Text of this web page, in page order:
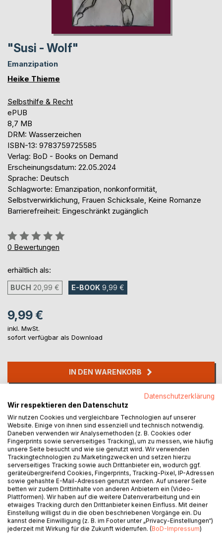
"Susi - Wolf"
Emanzipation
Heike Thieme
Selbsthilfe & Recht
ePUB
8,7 MB
DRM: Wasserzeichen
ISBN-13: 9783759725585
Verlag: BoD - Books on Demand
Erscheinungsdatum: 22.05.2024
Sprache: Deutsch
Schlagworte: Emanzipation, nonkonformität,
Selbstverwirklichung, Frauen Schicksale, Keine Romanze
Barrierefreiheit: Eingeschränkt zugänglich
Bewertung::
0%
0 Bewertungen
erhältlich als:
BUCH 20,99 € E-BOOK 9,99 €
9,99 €
inkl. MwSt.
sofort verfügbar als Download
IN DEN WARENKORB
Auf die Merkliste
Titel bewerten
BESCHREIBUNG
EMANZIPATION ! Im Wesentlichen laden uns Lehren dazu
ein, unsere Wahrnehmungen genau zu betrachten, unsere
Datenschutzerklärung
Wir respektieren den Datenschutz
Wir nutzen Cookies und vergleichbare Technologien auf unserer
Website. Einige von ihnen sind essenziell und technisch notwendig.
Daneben verwenden wir Analysemethoden (z. B. Cookies oder
Fingerprints sowie serverseitiges Tracking), um zu messen, wie häufig
unsere Seite besucht und wie sie genutzt wird. Wir verwenden
Trackingtechnologien zu Marketingzwecken und setzen hierzu
serverseitiges Tracking sowie auch Drittanbieter ein, wodurch ggf.
geräteübergreifend Cookies, Fingerprints, Tracking-Pixel, IP-Adressen
sowie gehashte E-Mail-Adressen genutzt werden. Auf unserer Seite
betten wir zudem Drittinhalte von anderen Anbietern ein (Video-
Plattformen). Wir haben auf die weitere Datenverarbeitung und ein
etwaiges Tracking durch den Drittanbieter keinen Einfluss. Mit deiner
Einstellung willigst du in die oben beschriebenen Vorgänge ein. Du
kannst deine Einwilligung (z. B. im Footer unter „Privacy-Einstellungen“)
jederzeit mit Wirkung für die Zukunft widerrufen. (BoD-Impressum)